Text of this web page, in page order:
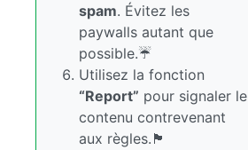
spam. Évitez les
paywalls autant que
possible.☔
Utilisez la fonction
“Report” pour signaler le
contenu contrevenant
aux règles.🏴